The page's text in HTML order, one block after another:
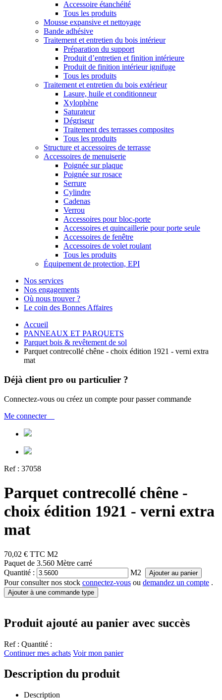
Accessoire étanchéité
Tous les produits
Mousse expansive et nettoyage
Bande adhésive
Traitement et entretien du bois intérieur
Préparation du support
Produit d’entretien et finition intérieure
Produit de finition intérieur ignifuge
Tous les produits
Traitement et entretien du bois extérieur
Lasure, huile et conditionneur
Xylophène
Saturateur
Dégriseur
Traitement des terrasses composites
Tous les produits
Structure et accessoires de terrasse
Accessoires de menuiserie
Poignée sur plaque
Poignée sur rosace
Serrure
Cylindre
Cadenas
Verrou
Accessoires pour bloc-porte
Accessoires et quincaillerie pour porte seule
Accessoires de fenêtre
Accessoires de volet roulant
Tous les produits
Équipement de protection, EPI
Nos services
Nos engagements
Où nous trouver ?
Le coin des Bonnes Affaires
Accueil
PANNEAUX ET PARQUETS
Parquet bois & revêtement de sol
Parquet contrecollé chêne - choix édition 1921 - verni extra
mat
Déjà client pro ou particulier ?
Connectez-vous ou créez un compte pour passer commande
Me connecter
Ref : 37058
Parquet contrecollé chêne -
choix édition 1921 - verni extra
mat
70,02 € TTC M2
Paquet de 3.560 Mètre carré
Quantité :
M2 Ajouter au panier
Pour consulter nos stock connectez-vous ou demandez un compte .
Ajouter à une commande type
Produit ajouté au panier avec succès
Ref : Quantité :
Continuer mes achats Voir mon panier
Description du produit
Description